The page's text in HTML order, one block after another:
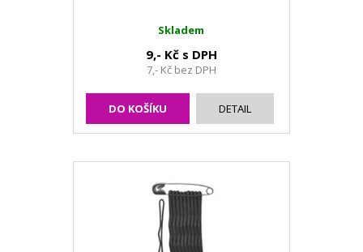
Skladem
9,- Kč s DPH
7,- Kč bez DPH
DO KOŠÍKU DETAIL